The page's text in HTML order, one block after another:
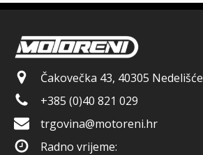
Čakovečka 43, 40305 Nedelišće
+385 (0)40 821 029
trgovina@motoreni.hr
Radno vrijeme: